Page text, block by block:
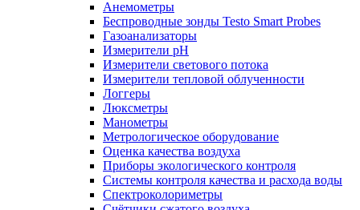
Анемометры
Беспроводные зонды Testo Smart Probes
Газоанализаторы
Измерители pH
Измерители светового потока
Измерители тепловой облученности
Логгеры
Люксметры
Манометры
Метрологическое оборудование
Оценка качества воздуха
Приборы экологического контроля
Системы контроля качества и расхода воды
Спектроколориметры